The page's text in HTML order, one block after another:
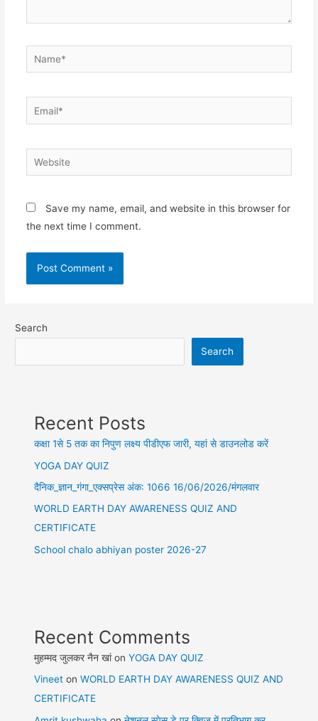
Save my name, email, and website in this browser for
the next time I comment.
Search
Search
Recent Posts
कक्षा 1से 5 तक का निपुण लक्ष्य पीडीएफ जारी, यहां से डाउनलोड करें
YOGA DAY QUIZ
दैनिक_ज्ञान_गंगा_एक्सप्रेस अंक: 1066 16/06/2026/मंगलवार
WORLD EARTH DAY AWARENESS QUIZ AND
CERTIFICATE
School chalo abhiyan poster 2026-27
Recent Comments
मुहम्मद जुलकर नैन खांonYOGA DAY QUIZ
Vineet onWORLD EARTH DAY AWARENESS QUIZ AND
CERTIFICATE